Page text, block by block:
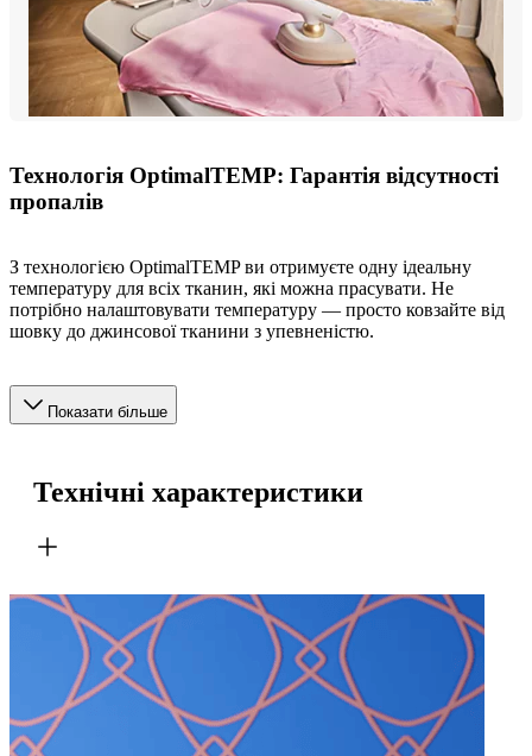
Технологія OptimalTEMP: Гарантія відсутності
пропалів
З технологією OptimalTEMP ви отримуєте одну ідеальну
температуру для всіх тканин, які можна прасувати. Не
потрібно налаштовувати температуру — просто ковзайте від
шовку до джинсової тканини з упевненістю.
Показати більше
Технічні характеристики